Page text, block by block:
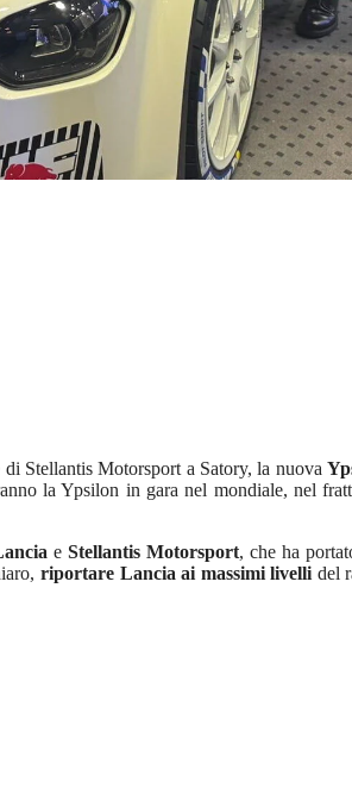
di Stellantis Motorsport a Satory, la nuova
la Ypsilon in gara nel mondiale, nel
e Stellantis Motorsport, che ha
riportare Lancia ai massimi livelli del